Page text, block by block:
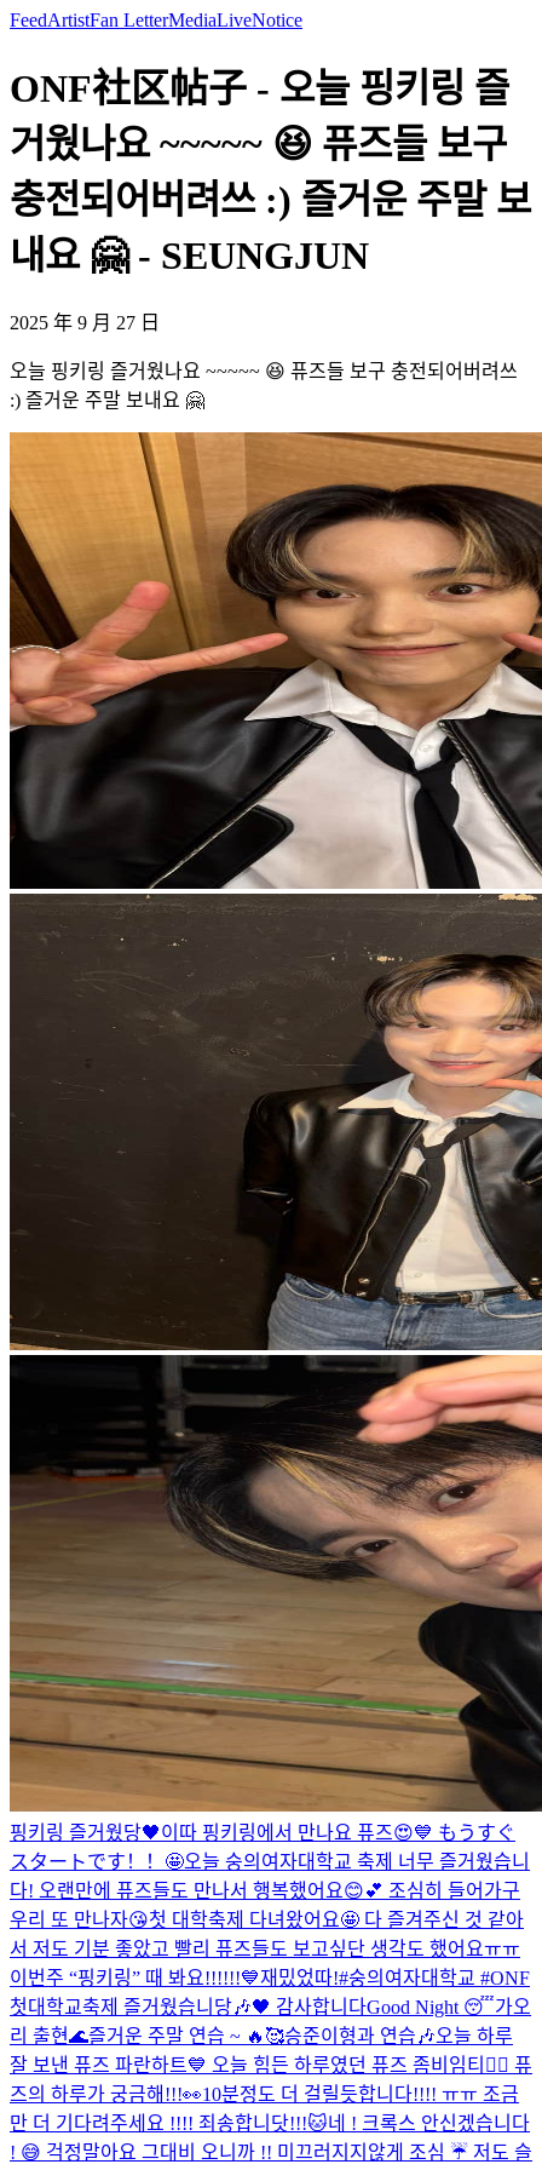
FeedArtistFan LetterMediaLiveNotice
ONF社区帖子 - 오늘 핑키링 즐
거웠나요 ~~~~~ 😆 퓨즈들 보구
충전되어버려쓰 :) 즐거운 주말 보
내요 🤗 - SEUNGJUN
2025 年 9 月 27 日
오늘 핑키링 즐거웠나요 ~~~~~ 😆 퓨즈들 보구 충전되어버려쓰
:) 즐거운 주말 보내요 🤗
핑키링 즐거웠당🖤이따 핑키링에서 만나요 퓨즈😍💙 もうすぐ
スタートです！！🤩오늘 숭의여자대학교 축제 너무 즐거웠습니
다! 오랜만에 퓨즈들도 만나서 행복했어요😊💕 조심히 들어가구
우리 또 만나자😘첫 대학축제 다녀왔어요🤩 다 즐겨주신 것 같아
서 저도 기분 좋았고 빨리 퓨즈들도 보고싶단 생각도 했어요ㅠㅠ
이번주 “핑키링” 때 봐요!!!!!!💙재밌었따!#숭의여자대학교 #ONF
첫대학교축제 즐거웠습니당🎶🖤 감사합니다Good Night 😴가오
리 출현🌊즐거운 주말 연습 ~ 🔥🥰승준이형과 연습🎶오늘 하루
잘 보낸 퓨즈 파란하트💙 오늘 힘든 하루였던 퓨즈 좀비임티🧟‍♂️ 퓨
즈의 하루가 궁금해!!!👀10분정도 더 걸릴듯합니다!!!! ㅠㅠ 조금
만 더 기다려주세요 !!!! 죄송합니닷!!!🐱네 ! 크록스 안신겠습니다
! 😅 걱정말아요 그대 비 오니까 !! 미끄러지지않게 조심 ☔️ 저도 슬